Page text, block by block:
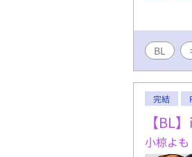
BL
完結
【BL
小椋よも